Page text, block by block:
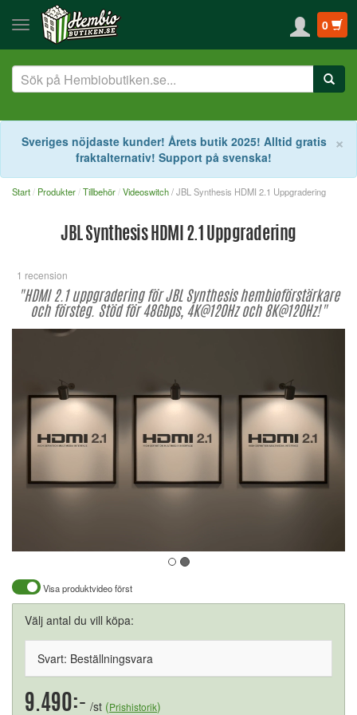
0
×
Sveriges nöjdaste kunder! Årets butik 2025! Alltid gratis
fraktalternativ! Support på svenska!
Start Produkter Tillbehör Videoswitch/ JBL Synthesis HDMI 2.1 Uppgradering
JBL Synthesis HDMI 2.1 Uppgradering
1 recension
"HDMI 2.1 uppgradering för JBL Synthesis hembioförstärkare
och försteg. Stöd för 48Gbps, 4K@120Hz och 8K@120Hz!"
Visa produktvideo först
Välj antal du vill köpa:
Svart: Beställningsvara
9.490:- /st (Prishistorik)